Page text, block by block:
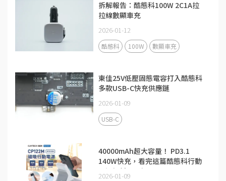
拆解報告：酷態科100W 2C1A拉
拉線數顯車充
2026-01-12
酷態科 100W 數顯車充
東佳25V低壓固態電容打入酷態科
多款USB-C快充供應鏈
2026-01-09
USB-C
40000mAh超大容量！ PD3.1
140W快充，看完這篇酷態科行動
電源解析更了解
2026-01-09